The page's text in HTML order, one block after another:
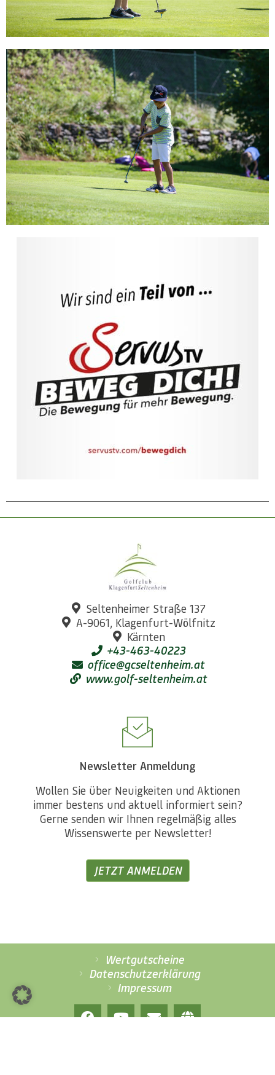
Seltenheimer Straße 137
A-9061, Klagenfurt-Wölfnitz
Kärnten
+43-463-40223
office@gcseltenheim.at
www.golf-seltenheim.at
Newsletter Anmeldung
Wollen Sie über Neuigkeiten und Aktionen
immer bestens und aktuell informiert sein?
Gerne senden wir Ihnen regelmäßig alles
Wissenswerte per Newsletter!
JETZT ANMELDEN
Wertgutscheine
Datenschutzerklärung
Impressum